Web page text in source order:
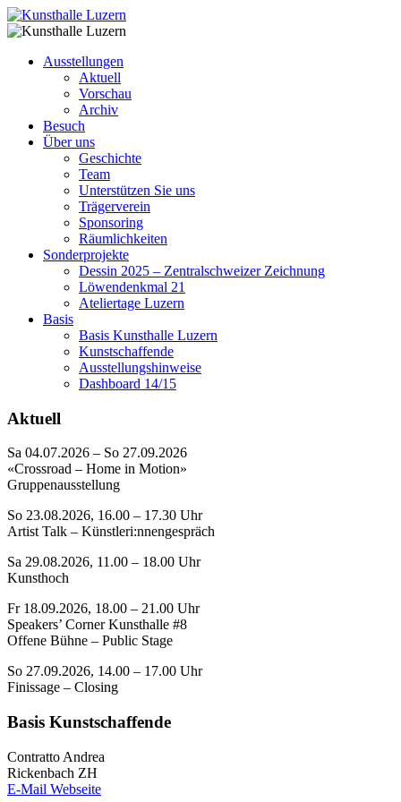
Ausstellungen
Aktuell
Vorschau
Archiv
Besuch
Über uns
Geschichte
Team
Unterstützen Sie uns
Trägerverein
Sponsoring
Räumlichkeiten
Sonderprojekte
Dessin 2025 – Zentralschweizer Zeichnung
Löwendenkmal 21
Ateliertage Luzern
Basis
Basis Kunsthalle Luzern
Kunstschaffende
Ausstellungshinweise
Dashboard 14/15
Aktuell
Sa 04.07.2026 – So 27.09.2026
«Crossroad – Home in Motion»
Gruppenausstellung
So 23.08.2026, 16.00 – 17.30 Uhr
Artist Talk – Künstleri:nnengespräch
Sa 29.08.2026, 11.00 – 18.00 Uhr
Kunsthoch
Fr 18.09.2026, 18.00 – 21.00 Uhr
Speakers’ Corner Kunsthalle #8
Offene Bühne – Public Stage
So 27.09.2026, 14.00 – 17.00 Uhr
Finissage – Closing
Basis Kunstschaffende
Contratto Andrea
Rickenbach ZH
E-Mail Webseite